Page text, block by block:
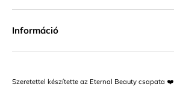
Információ
Szeretettel készítette az Eternal Beauty csapata ❤️